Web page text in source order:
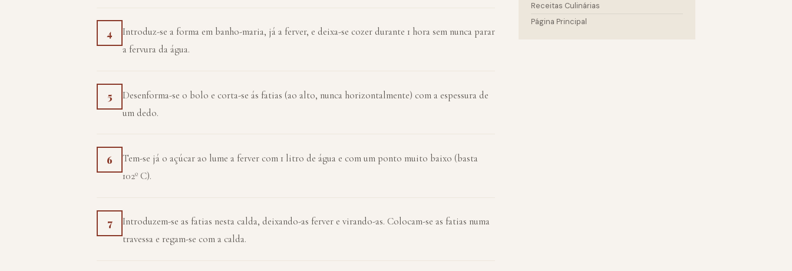
4
Introduz-se a forma em banho-maria, já a ferver, e deixa-se cozer durante 1 hora sem nunca parar
a fervura da água.
5
Desenforma-se o bolo e corta-se ás fatias (ao alto, nunca horizontalmente) com a espessura de
um dedo.
6
Tem-se já o açúcar ao lume a ferver com 1 litro de água e com um ponto muito baixo (basta
102º C).
7
Introduzem-se as fatias nesta calda, deixando-as ferver e virando-as. Colocam-se as fatias numa
travessa e regam-se com a calda.
Receitas Culinárias
Página Principal